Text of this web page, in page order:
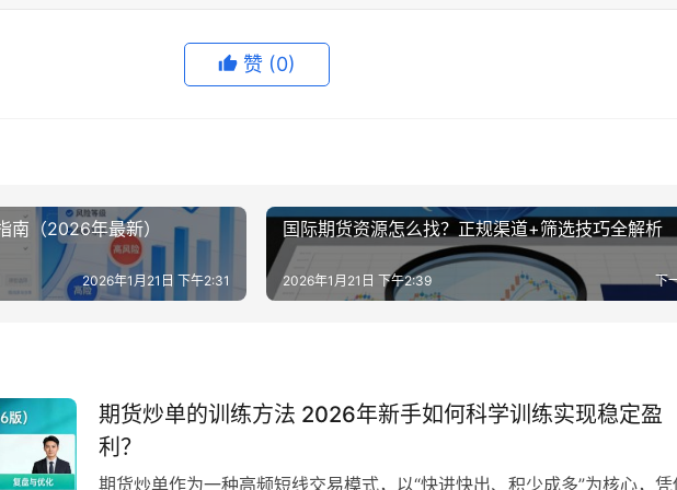
赞 (0)
南（2026年最新）
2026年1月21日 下午2:31
国际期货资源怎么找？正规渠道+筛选技巧全解析
下
2026年1月21日 下午2:39
期货炒单的训练方法 2026年新手如何科学训练实现稳定盈
利？
期货炒单作为一种高频短线交易模式，以“快进快出、积少成多”为核心，凭